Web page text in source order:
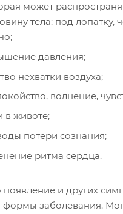
может
тела: под лопатку,
давления;
нехватки воздуха;
волнение,
в животе;
потери сознания;
ритма сердца.
и других
формы заболевания.